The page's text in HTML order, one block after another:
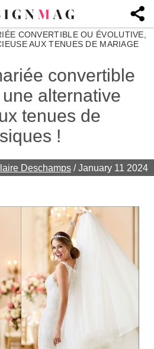
CONVERTIBLE OU ÉVOLUTIVE,
AUX TENUES DE MARIAGE
convertible
alternative
tenues de
!
Deschamps /January 11 2024